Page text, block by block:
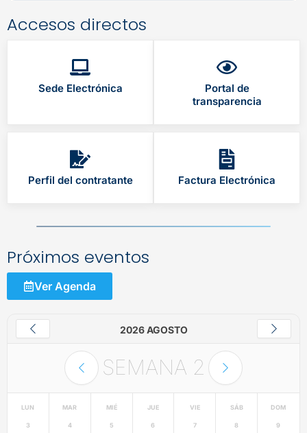
Accesos directos
Sede Electrónica
Portal de
transparencia
Perfil del contratante Factura Electrónica
Próximos eventos
Ver Agenda
2026 AGOSTO
SEMANA 2
LUN
3
MAR
4
MIÉ
5
JUE
6
VIE
7
SÁB
8
DOM
9